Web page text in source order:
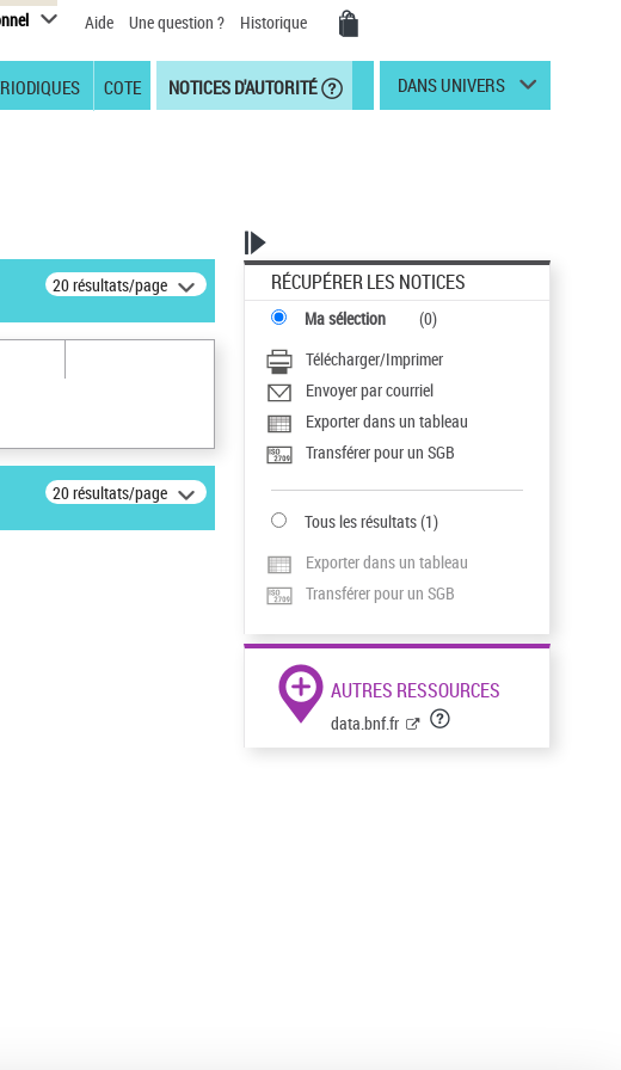
Aide Une question ? Historique
COTE NOTICES D'AUTORITÉ DANS UNIVERS
20 résultats/page
20 résultats/page
RÉCUPÉRER LES NOTICES
Ma sélection (0)
Télécharger/Imprimer
Envoyer par courriel
Exporter dans un tableau
Transférer pour un SGB
Tous les résultats(1)
Exporter dans un tableau
Transférer pour un SGB
AUTRES RESSOURCES
data.bnf.fr